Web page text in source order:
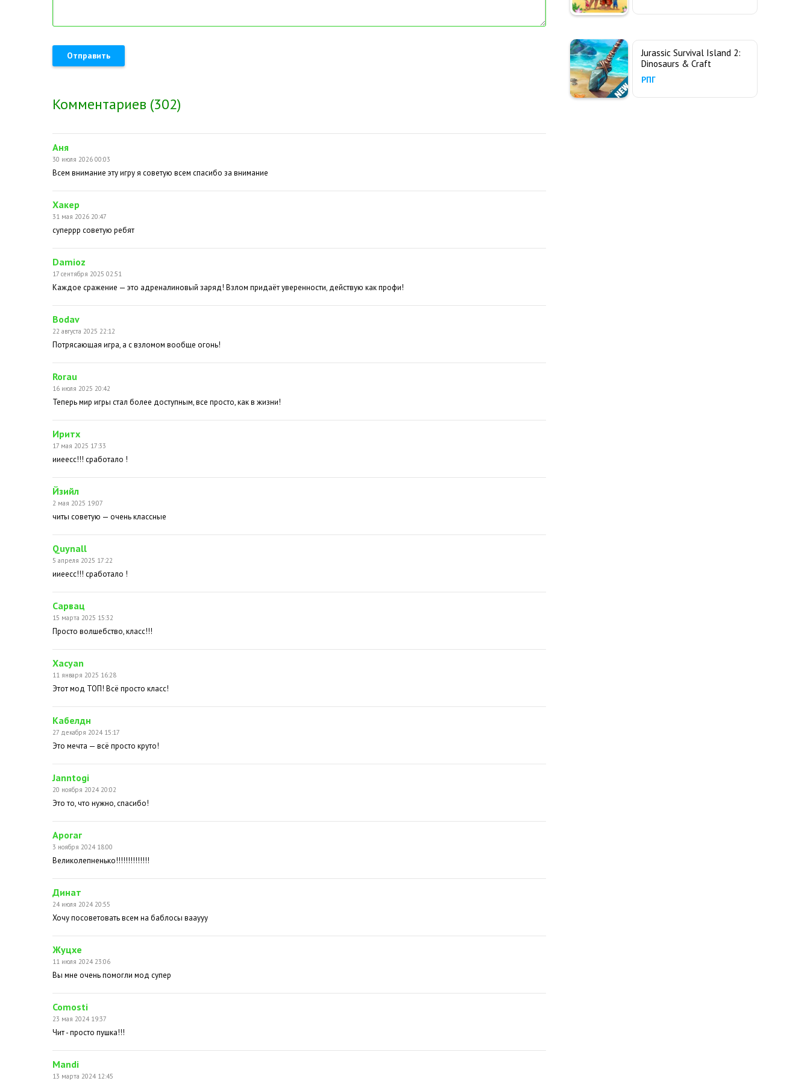
Отправить
Комментариев (302)
Аня
30 июля 2026 00:03
Всем внимание эту игру я советую всем спасибо за внимание
Хакер
31 мая 2026 20:47
суперрр советую ребят
Damioz
17 сентября 2025 02:51
Каждое сражение — это адреналиновый заряд! Взлом придаёт уверенности, действую как профи!
Bodav
22 августа 2025 22:12
Потрясающая игра, а с взломом вообще огонь!
Rorau
16 июля 2025 20:42
Теперь мир игры стал более доступным, все просто, как в жизни!
Иритх
17 мая 2025 17:33
ииеесс!!! сработало !
Йзийл
2 мая 2025 19:07
читы советую — очень классные
Quynall
5 апреля 2025 17:22
ииеесс!!! сработало !
Сарвац
15 марта 2025 15:32
Просто волшебство, класс!!!
Xacyan
11 января 2025 16:28
Этот мод ТОП! Всё просто класс!
Кабелдн
27 декабря 2024 15:17
Это мечта — всё просто круто!
Janntogi
20 ноября 2024 20:02
Это то, что нужно, спасибо!
Арогаг
3 ноября 2024 18:00
Великолепненько!!!!!!!!!!!!!!
Динат
24 июля 2024 20:55
Хочу посоветовать всем на баблосы вааууу
Жуцхе
11 июля 2024 23:06
Вы мне очень помогли мод супер
Comosti
23 мая 2024 19:37
Чит - просто пушка!!!
Mandi
13 марта 2024 12:45
Jurassic Survival Island 2:
Dinosaurs & Craft
РПГ